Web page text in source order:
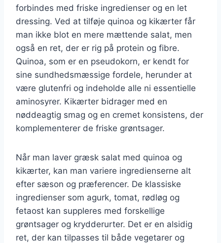
forbindes med friske ingredienser og en let
dressing. Ved at tilføje quinoa og kikærter får
man ikke blot en mere mættende salat, men
også en ret, der er rig på protein og fibre.
Quinoa, som er en pseudokorn, er kendt for
sine sundhedsmæssige fordele, herunder at
være glutenfri og indeholde alle ni essentielle
aminosyrer. Kikærter bidrager med en
nøddeagtig smag og en cremet konsistens, der
komplementerer de friske grøntsager.
Når man laver græsk salat med quinoa og
kikærter, kan man variere ingredienserne alt
efter sæson og præferencer. De klassiske
ingredienser som agurk, tomat, rødløg og
fetaost kan suppleres med forskellige
grøntsager og krydderurter. Det er en alsidig
ret, der kan tilpasses til både vegetarer og